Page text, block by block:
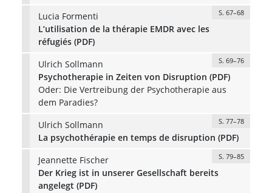
Lucia Formenti
S. 67–68
L’utilisation de la thérapie EMDR avec les
réfugiés (PDF)
Ulrich Sollmann
S. 69–76
Psychotherapie in Zeiten von Disruption (PDF)
Oder: Die Vertreibung der Psychotherapie aus
dem Paradies?
Ulrich Sollmann
S. 77–78
La psychothérapie en temps de disruption (PDF)
Jeannette Fischer
S. 79–85
Der Krieg ist in unserer Gesellschaft bereits
angelegt (PDF)